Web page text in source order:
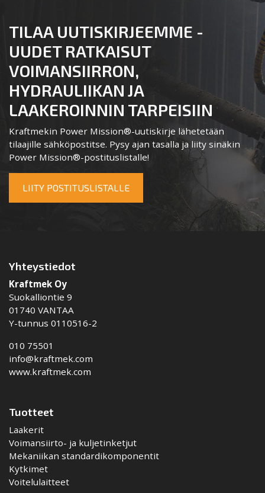
TILAA UUTISKIRJEEMME -
UUDET RATKAISUT
VOIMANSIIRRON,
HYDRAULIIKAN JA
LAAKEROINNIN TARPEISIIN
Kraftmekin Power Mission®-uutiskirje lähetetään
tilaajille sähköpostitse. Pysy ajan tasalla ja liity sinäkin
Power Mission®-postituslistalle!
LIITY POSTITUSLISTALLE
Yhteystiedot
Kraftmek Oy
Suokalliontie 9
01740 VANTAA
Y-tunnus 0110516-2
010 75501
info@kraftmek.com
www.kraftmek.com
Tuotteet
Laakerit
Voimansiirto- ja kuljetinketjut
Mekaniikan standardikomponentit
Kytkimet
Voitelulaitteet